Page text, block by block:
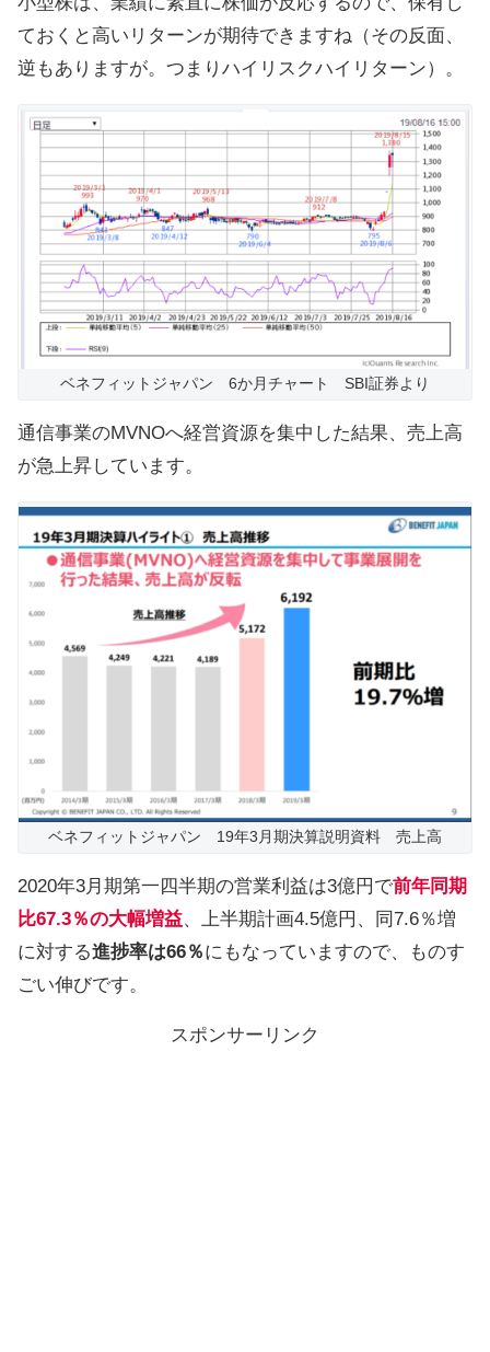
ておくと高いリターンが期待できますね（その反面、
逆もありますが。つまりハイリスクハイリターン）。
ベネフィットジャパン 6か月チャート SBI証券より
通信事業のMVNOへ経営資源を集中した結果、売上高
が急上昇しています。
ベネフィットジャパン 19年3月期決算説明資料 売上高
2020年3月期第一四半期の営業利益は3億円で前年同期
比67.3％の大幅増益、上半期計画4.5億円、同7.6％増
に対する進捗率は66％にもなっていますので、ものす
ごい伸びです。
スポンサーリンク